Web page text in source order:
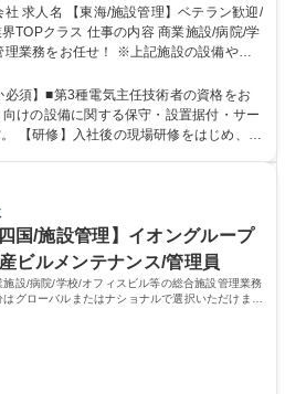
歓迎/
容 商業施設/病院/学
理業務をお任せ！ ※上記施設の設備や機
三種電気主任技術者をお持ちの方を募集
道メーターの記録 ■設備点検（テナント
の確認 ■各種報告書、現状の設備を基に
の策定等 【働く魅力】ビルメンテナンス
須】■第3種電気主任技術者の資格をお
けの設備に関する保守・設置据付・サー
業
会社です。これまでの受託施設は、イオ
ホテル、オフィスビルなど多数ありま
国/施設管理】イオングループ
ビルメンテナンス/管理員
設/病院/学校/オフィスビル等の総合施設管理業務
グローバルまたはナショナルで選択いただけま